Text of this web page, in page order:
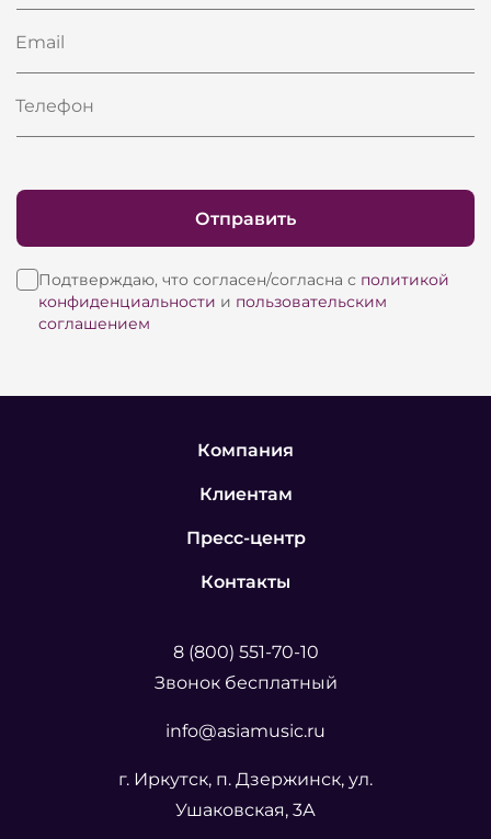
Email
Телефон
Подтверждаю, что согласен/согласна с политикой
конфиденциальности и пользовательским
соглашением
Отправить
Компания
Клиентам
Пресс-центр
Контакты
8 (800) 551-70-10
Звонок бесплатный
info@asiamusic.ru
г. Иркутск, п. Дзержинск, ул.
Ушаковская, 3А